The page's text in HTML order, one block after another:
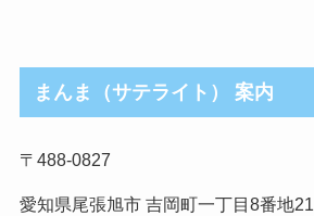
まんま（サテライト） 案内
〒488-0827
愛知県尾張旭市 吉岡町一丁目8番地21